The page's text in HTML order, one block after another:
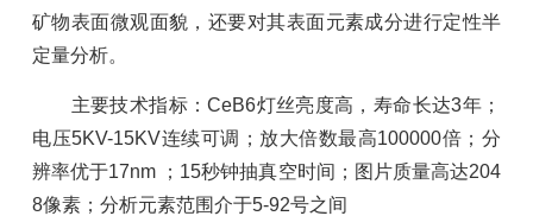
矿物表面微观面貌，还要对其表面元素成分进行定性半
定量分析。
主要技术指标：CeB6灯丝亮度高，寿命长达3年；
电压5KV-15KV连续可调；放大倍数最高100000倍；分
辨率优于17nm ； 15秒钟抽真空时间；图片质量高达204
8像素；分析元素范围介于5-92号之间